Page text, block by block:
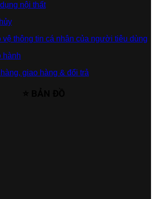
nội thất
vệ thông tin cá nhân của người tiêu dùng
hành
giao hàng & đổi trả